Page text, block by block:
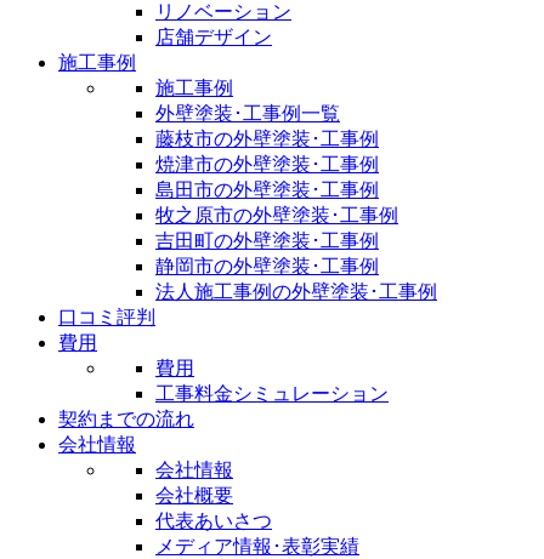
リノベーション
店舗デザイン
施工事例
施工事例
外壁塗装･工事例一覧
藤枝市の外壁塗装･工事例
焼津市の外壁塗装･工事例
島田市の外壁塗装･工事例
牧之原市の外壁塗装･工事例
吉田町の外壁塗装･工事例
静岡市の外壁塗装･工事例
法人施工事例の外壁塗装･工事例
口コミ評判
費用
費用
工事料金シミュレーション
契約までの流れ
会社情報
会社情報
会社概要
代表あいさつ
メディア情報･表彰実績